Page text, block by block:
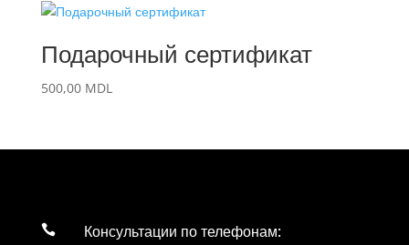
Подарочный сертификат
500,00 MDL
 Консультации по телефонам: